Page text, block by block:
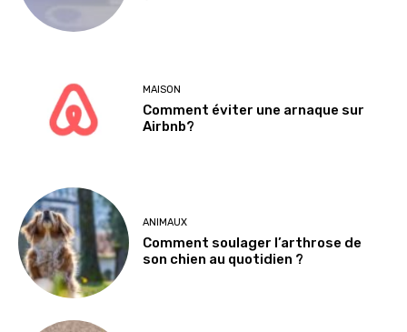
MAISON
Comment éviter une arnaque sur
Airbnb?
ANIMAUX
Comment soulager l’arthrose de
son chien au quotidien ?